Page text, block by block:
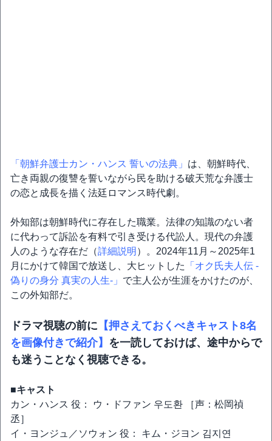
「朝鮮弁護士カン・ハンス 誓いの法典」 は、朝鮮時代、
亡き両親の復讐を誓いながら民を助ける破天荒な弁護士
の恋と成長を描く法廷ロマンス時代劇。
外知部は朝鮮時代に存在した職業。法律の知識のない者
に代わって訴訟を有料で引き受ける代訟人。現代の弁護
人のような存在だ（詳細説明 ）。2024年11月～2025年1
月にかけて韓国で放送し、大ヒットした
「オク氏夫人伝 -
偽りの身分 真実の人生-」 で主人公が生涯をかけたのが、
この外知部だ。
ドラマ視聴の前に 【押さえておくべきキャスト8名
を画像付きで紹介】 を一読しておけば、途中からで
も迷うことなく視聴できる。
■キャスト
カン・ハンス 役： ウ・ドファン 우도환 ［声：松岡禎
丞］
イ・ヨンジュ／ソウォン 役： キム・ジヨン 김지연